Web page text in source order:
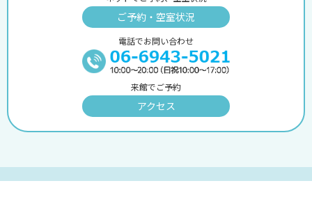
ご予約・空室状況
電話でお問い合わせ
来館でご予約
アクセス